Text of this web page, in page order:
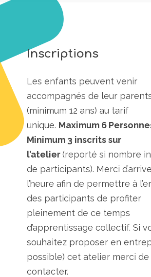
Inscriptions
Les enfants peuvent venir
accompagnés de leur
(minimum 12 ans) au tarif
unique. Maximum 6
Minimum 3 inscrits sur
l’atelier(reporté si nombre
de participants). Merci
l’heure afin de permettre à
des participants de profiter
pleinement de ce temps
d’apprentissage collectif. Si
souhaitez proposer en
possible) cet atelier merci de
contacter.